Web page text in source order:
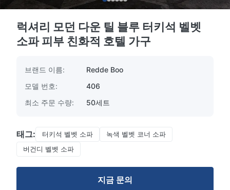
럭셔리 모던 다운 틸 블루 터키석 벨벳
소파 피부 친화적 호텔 가구
브랜드 이름:
Redde Boo
모델 번호:
406
최소 주문 수량:
50세트
태그: 터키석 벨벳 소파
녹색 벨벳 코너 소파
버건디 벨벳 소파
지금 문의